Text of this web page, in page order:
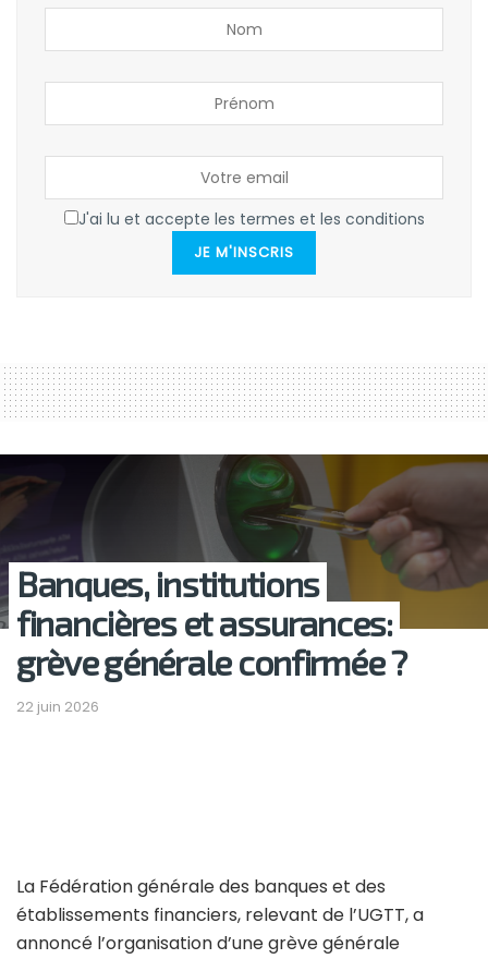
J'ai lu et accepte les termes et les conditions
JE M'INSCRIS
Banques, institutions
financières et assurances:
grève générale confirmée ?
22 juin 2026
La Fédération générale des banques et des
établissements financiers, relevant de l’UGTT, a
annoncé l’organisation d’une grève générale